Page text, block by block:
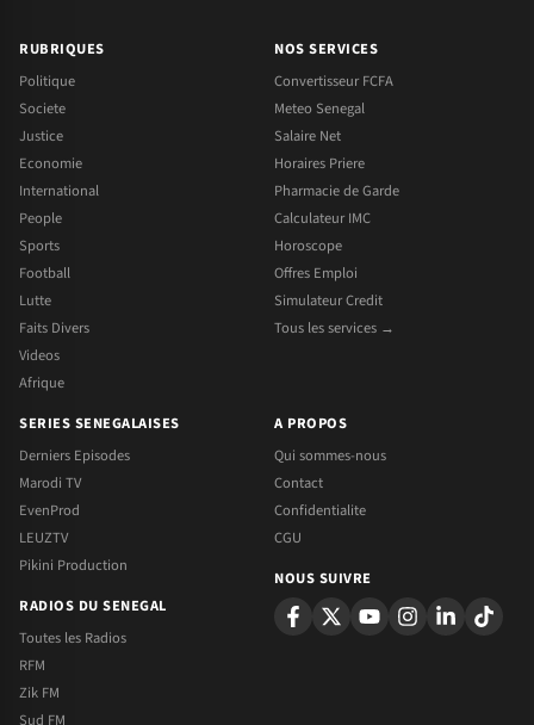
RUBRIQUES
Politique
Societe
Justice
Economie
International
People
Sports
Football
Lutte
Faits Divers
Videos
Afrique
NOS SERVICES
Convertisseur FCFA
Meteo Senegal
Salaire Net
Horaires Priere
Pharmacie de Garde
Calculateur IMC
Horoscope
Offres Emploi
Simulateur Credit
Tous les services →
SERIES SENEGALAISES
Derniers Episodes
Marodi TV
EvenProd
LEUZTV
Pikini Production
RADIOS DU SENEGAL
Toutes les Radios
RFM
Zik FM
Sud FM
A PROPOS
Qui sommes-nous
Contact
Confidentialite
CGU
NOUS SUIVRE